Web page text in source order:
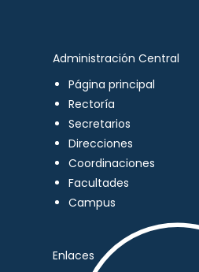
Administración Central
Página principal
Rectoría
Secretarios
Direcciones
Coordinaciones
Facultades
Campus
Enlaces